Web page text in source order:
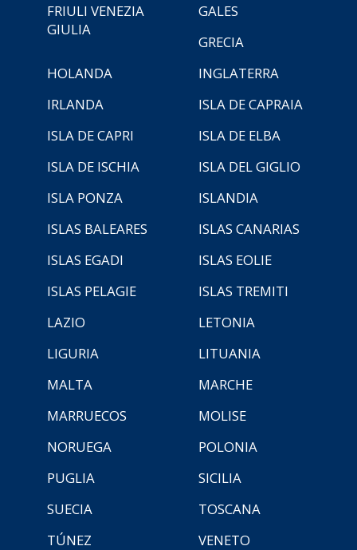
FRIULI VENEZIA
GIULIA
GALES
GRECIA
HOLANDA
INGLATERRA
IRLANDA
ISLA DE CAPRAIA
ISLA DE CAPRI
ISLA DE ELBA
ISLA DE ISCHIA
ISLA DEL GIGLIO
ISLA PONZA
ISLANDIA
ISLAS BALEARES
ISLAS CANARIAS
ISLAS EGADI
ISLAS EOLIE
ISLAS PELAGIE
ISLAS TREMITI
LAZIO
LETONIA
LIGURIA
LITUANIA
MALTA
MARCHE
MARRUECOS
MOLISE
NORUEGA
POLONIA
PUGLIA
SICILIA
SUECIA
TOSCANA
TÚNEZ
VENETO